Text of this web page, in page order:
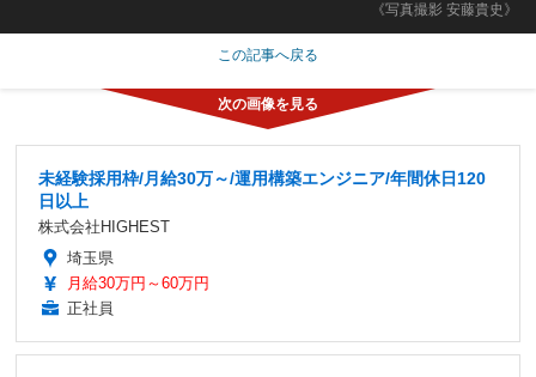
《写真撮影 安藤貴史》
この記事へ戻る
未経験採用枠/月給30万～/運用構築エンジニア/年間休日120
日以上
株式会社HIGHEST
埼玉県
月給30万円～60万円
正社員